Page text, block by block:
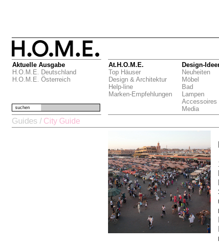
Aktuelle Ausgabe
H.O.M.E. Deutschland
H.O.M.E. Österreich
At.H.O.M.E.
Top Häuser
Design & Architektur
Help-line
Marken-Empfehlungen
Design-
Neuheiten
Möbel
Bad
Lampen
Accessoires
Media
suchen
Guides / City Guide